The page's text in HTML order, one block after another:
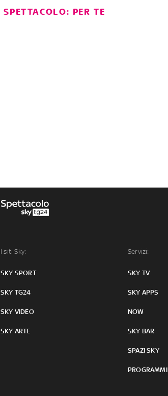
SPETTACOLO: PER TE
I siti Sky:
SKY SPORT
SKY TG24
SKY VIDEO
SKY ARTE
Servizi:
SKY TV
SKY APPS
NOW
SKY BAR
SPAZI SKY
PROGRAMMI